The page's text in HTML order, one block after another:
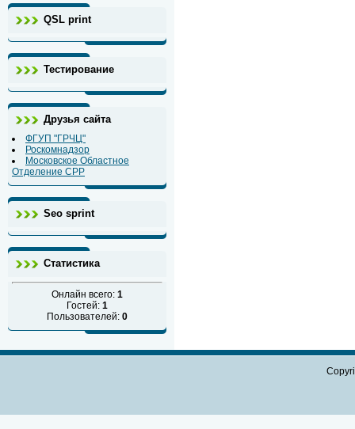
QSL print
Тестирование
Друзья сайта
ФГУП "ГРЧЦ"
Роскомнадзор
Московское Областное
Отделение СРР
Seo sprint
Статистика
Онлайн всего: 1
Гостей: 1
Пользователей: 0